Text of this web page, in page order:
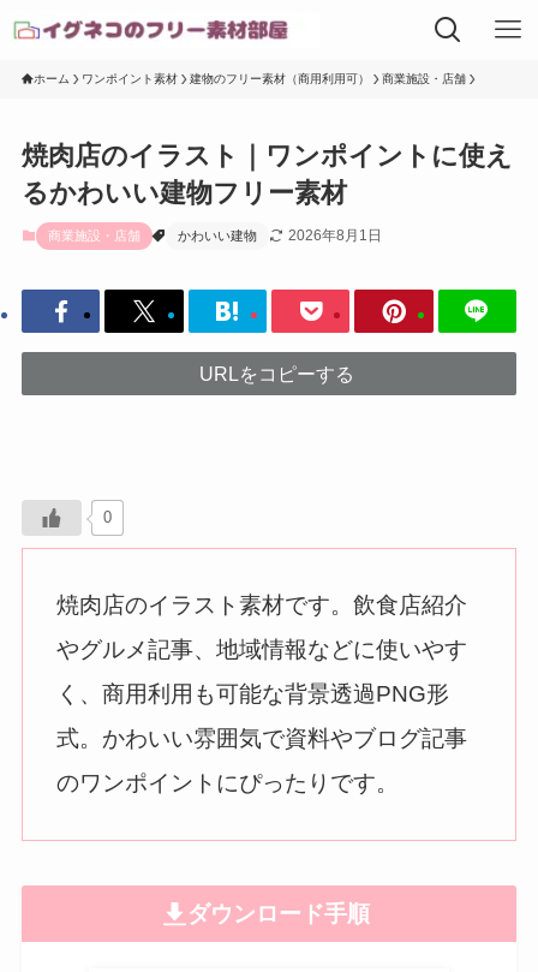
ホーム ワンポイント素材 建物のフリー素材（商用利用可） 商業施設・店舗
焼肉店のイラスト｜ワンポイントに使え
るかわいい建物フリー素材
商業施設・店舗 かわいい建物 2026年8月1日
URLをコピーする
0
焼肉店のイラスト素材です。飲食店紹介
やグルメ記事、地域情報などに使いやす
く、商用利用も可能な背景透過PNG形
式。かわいい雰囲気で資料やブログ記事
のワンポイントにぴったりです。
ダウンロード手順